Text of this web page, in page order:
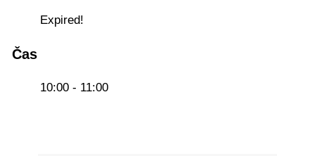
Expired!
Čas
10:00 - 11:00